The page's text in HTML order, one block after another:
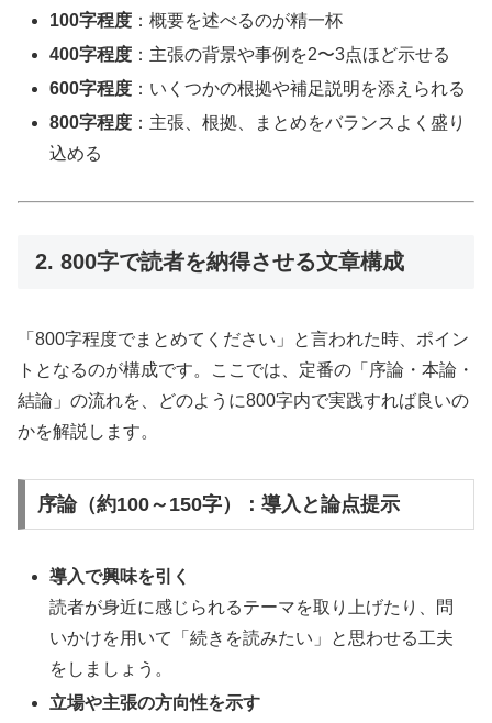
100字程度 ：概要を述べるのが精一杯
400字程度 ：主張の背景や事例を2〜3点ほど示せる
600字程度 ：いくつかの根拠や補足説明を添えられる
800字程度 ：主張、根拠、まとめをバランスよく盛り
込める
2. 800字で読者を納得させる文章構成
「800字程度でまとめてください」と言われた時、ポイン
トとなるのが構成です。ここでは、定番の「序論・本論・
結論」の流れを、どのように800字内で実践すれば良いの
かを解説します。
序論（約100～150字）：導入と論点提示
導入で興味を引く
読者が身近に感じられるテーマを取り上げたり、問
いかけを用いて「続きを読みたい」と思わせる工夫
をしましょう。
立場や主張の方向性を示す